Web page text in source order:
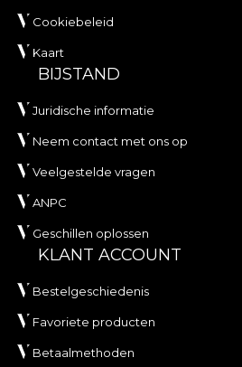
Cookiebeleid
Kaart
BIJSTAND
Juridische informatie
Neem contact met ons op
Veelgestelde vragen
ANPC
Geschillen oplossen
KLANT ACCOUNT
Bestelgeschiedenis
Favoriete producten
Betaalmethoden